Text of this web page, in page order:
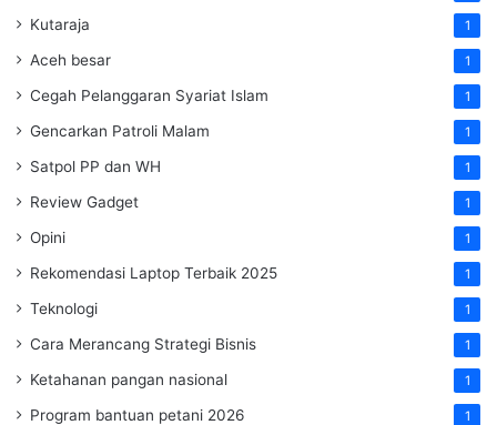
Kutaraja 1
Aceh besar 1
Cegah Pelanggaran Syariat Islam 1
Gencarkan Patroli Malam 1
Satpol PP dan WH 1
Review Gadget 1
Opini 1
Rekomendasi Laptop Terbaik 2025 1
Teknologi 1
Cara Merancang Strategi Bisnis 1
Ketahanan pangan nasional 1
Program bantuan petani 2026 1